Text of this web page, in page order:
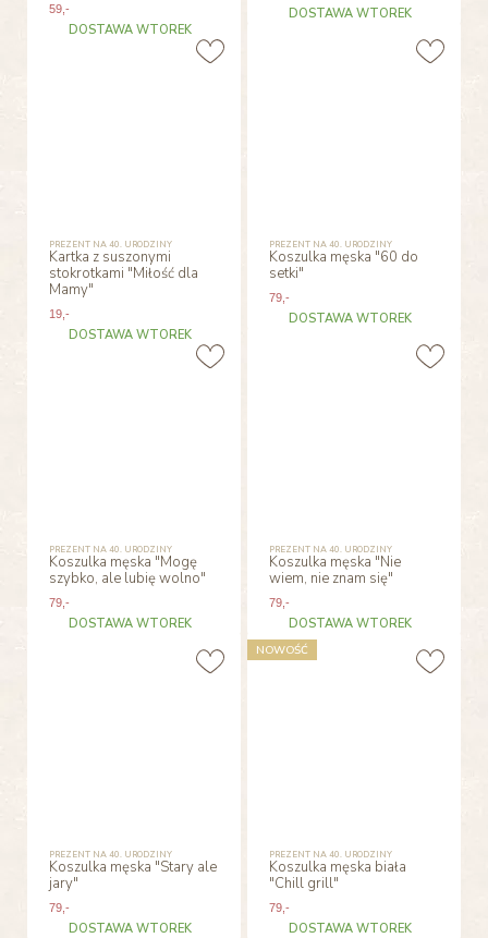
59,-
DOSTAWA WTOREK
DOSTAWA WTOREK
PREZENT NA 40. URODZINY
Kartka z suszonymi
stokrotkami "Miłość dla
Mamy"
19,-
DOSTAWA WTOREK
PREZENT NA 40. URODZINY
Koszulka męska "60 do
setki"
79 ,-
DOSTAWA WTOREK
PREZENT NA 40. URODZINY
Koszulka męska "Mogę
szybko, ale lubię wolno"
79,-
DOSTAWA WTOREK
PREZENT NA 40. URODZINY
Koszulka męska "Nie
wiem, nie znam się"
79 ,-
DOSTAWA WTOREK
PREZENT NA 40. URODZINY
Koszulka męska "Stary ale
jary"
79,-
DOSTAWA WTOREK
PREZENT NA 40. URODZINY
Koszulka męska biała
"Chill grill"
79 ,-
DOSTAWA WTOREK
NOWOŚĆ